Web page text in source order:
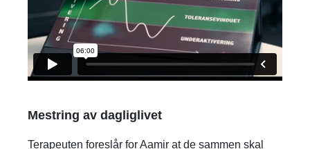
Mestring av dagliglivet
Terapeuten foreslår for Aamir at de sammen skal